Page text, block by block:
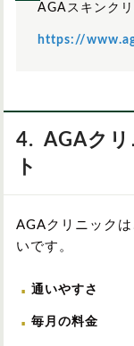
関東
関西
AGAスキンク
https://
4. AGAクリ
ト
AGAクリニック
いです。
通いやすさ
毎月の料金